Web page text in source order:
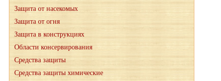
Защита от насекомых
Защита от огня
Защита в конструкциях
Области консервирования
Средства защиты
Средства защиты химические